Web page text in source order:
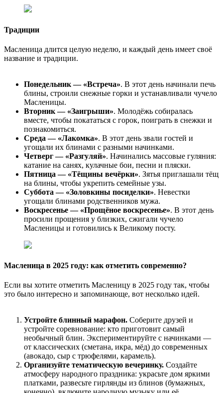
Традиции
Масленица длится целую неделю, и каждый день имеет своё
название и традиции.
Понедельник — «Встреча». В этот день начинали печь
блины, строили снежные горки и устанавливали чучело
Масленицы.
Вторник — «Заигрыши». Молодёжь собиралась
вместе, чтобы покататься с горок, поиграть в снежки и
познакомиться.
Среда — «Лакомка». В этот день звали гостей и
угощали их блинами с разными начинками.
Четверг — «Разгуляй». Начинались массовые гуляния:
катание на санях, кулачные бои, песни и пляски.
Пятница — «Тёщины вечёрки». Зятья приглашали тёщ
на блины, чтобы укрепить семейные узы.
Суббота — «Золовкины посиделки». Невестки
угощали блинами родственников мужа.
Воскресенье — «Прощёное воскресенье». В этот день
просили прощения у близких, сжигали чучело
Масленицы и готовились к Великому посту.
Масленица в 2025 году: как отметить современно?
Если вы хотите отметить Масленицу в 2025 году так, чтобы
это было интересно и запоминающе, вот несколько идей.
Устройте блинный марафон. Соберите друзей и
устройте соревнование: кто приготовит самый
необычный блин. Экспериментируйте с начинками —
от классических (сметана, икра, мёд) до современных
(авокадо, сыр с трюфелями, карамель).
Организуйте тематическую вечеринку. Создайте
атмосферу народного праздника: украсьте дом яркими
платками, развесьте гирлянды из блинов (бумажных,